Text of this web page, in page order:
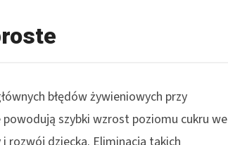
błędów żywieniowych przy
szybki wzrost poziomu cukru we